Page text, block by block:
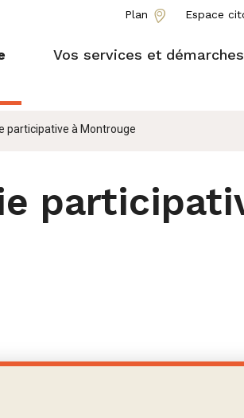
Plan Espace
Vos services et démarches
participative à Montrouge